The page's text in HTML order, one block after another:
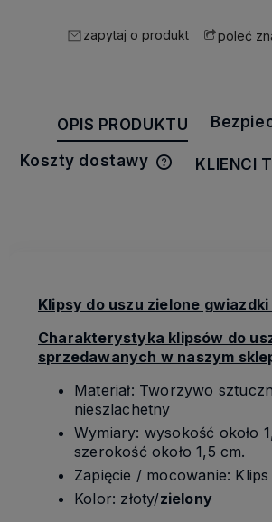
zapytaj o produkt poleć
OPIS PRODUKTU
Koszty dostawy
Cena nie
KLIENCI
Klipsy do uszu zielone gwiazdki
Charakterystyka klipsów do
sprzedawanych w naszym
Materiał: Tworzywo
nieszlachetny
Wymiary: wysokość około
szerokość około 1,5 cm.
Zapięcie / mocowanie: Klips
Kolor: złoty/zielony